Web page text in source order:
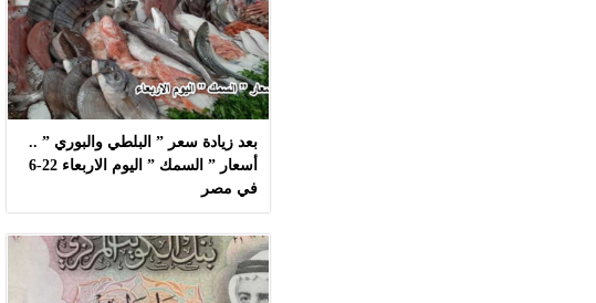
بعد زيادة سعر ” البلطي والبوري ” ..
أسعار ” السمك ” اليوم الاربعاء 22-6
في مصر